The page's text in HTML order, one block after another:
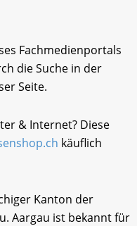
Fachmedienportals
die Suche in der
Seite.
& Internet? Diese
käuflich
Kanton der
Aargau ist bekannt für